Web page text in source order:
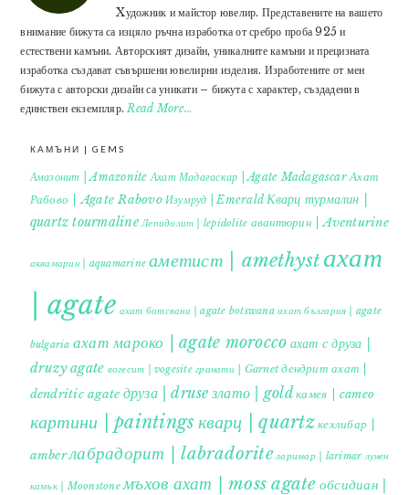
Xудожник и майстор ювелир. Представените на вашето
внимание бижута са изцяло ръчна изработка от сребро проба 925 и
естествени камъни. Авторският дизайн, уникалните камъни и прецизната
изработка създават съвършени ювелирни изделия. Изработените от мен
бижута с авторски дизайн са уникати – бижута с характер, създадени в
единствен екземпляр. Read More…
КАМЪНИ | GEMS
Амазонит | Amazonite Ахат Мадагаскар | Agate Madagascar Ахат
Рабово | Agate Rabovo Изумруд | Emerald Кварц турмалин |
quartz tourmaline Лепидолит | lepidolite авантюрин | Aventurine
аквамарин | aquamarine аметист | amethystахат
| agate ахат ботсвана | agate botswana ахат българия | agate
bulgaria ахат мароко | agate morocco ахат с друза |
druzy agate вогесит | vogesite гранати | Garnet дендрит ахат |
dendritic agate друза | druse злато | gold камея | cameo
картини | paintings кварц | quartzкехлибар |
amberлабрадорит | labradorite ларимар | larimar лунен
камък | Moonstone мъхов ахат | moss agate обсидиан |